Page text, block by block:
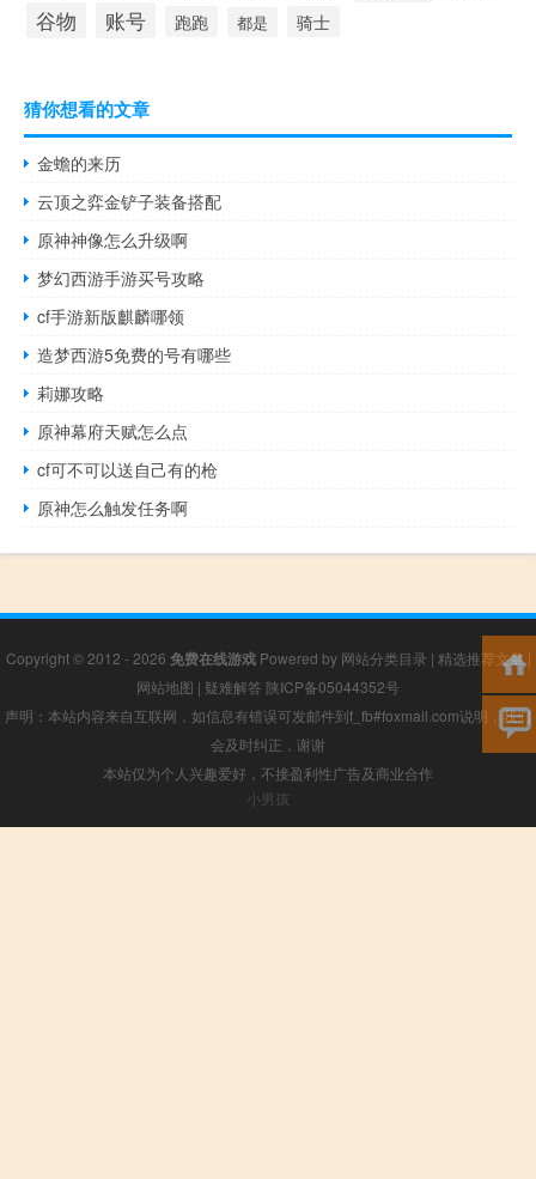
谷物 账号 跑跑 都是 骑士
猜你想看的文章
金蟾的来历
云顶之弈金铲子装备搭配
原神神像怎么升级啊
梦幻西游手游买号攻略
cf手游新版麒麟哪领
造梦西游5免费的号有哪些
莉娜攻略
原神幕府天赋怎么点
cf可不可以送自己有的枪
原神怎么触发任务啊
Copyright © 2012 - 2026 免费在线游戏Powered by 网站分类目录 | 精选推荐文章|
网站地图 | 疑难解答 陕ICP备05044352号
声明：本站内容来自互联网，如信息有错误可发邮件到f_fb#foxmail.com说明，我们
会及时纠正，谢谢
本站仅为个人兴趣爱好，不接盈利性广告及商业合作
小男孩